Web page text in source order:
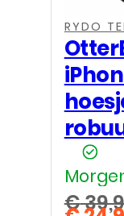
RYDO
€